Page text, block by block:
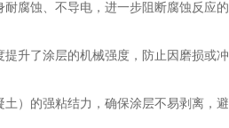
腐蚀、不导电，进一步阻断腐蚀反应的
升了涂层的机械强度，防止因磨损或冲
）的强粘结力，确保涂层不易剥离，避